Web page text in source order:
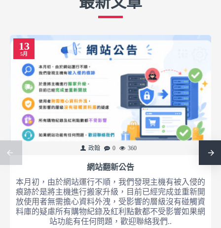
13
5月
政翰 0 360
網站翻新公告
本月初，由於網站運行不順，我們發現主機有被入侵的
痕跡於是將主機進行搬家升級，目前已經完成並重新開
放使用者無需擔心資料外洩，受影響的層級沒有碰觸資
料庫的疑慮所有購物紀錄及紅利點數都不受影響如果網
站功能有任何問題，歡迎聯絡我們..